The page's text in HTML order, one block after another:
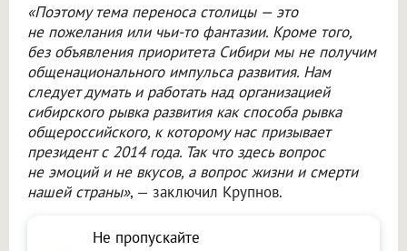
«Поэтому тема переноса столицы — это
не пожелания или чьи-то фантазии. Кроме того,
без объявления приоритета Сибири мы не получим
общенационального импульса развития. Нам
следует думать и работать над организацией
сибирского рывка развития как способа рывка
общероссийского, к которому нас призывает
президент с 2014 года. Так что здесь вопрос
не эмоций и не вкусов, а вопрос жизни и смерти
нашей страны», — заключил Крупнов.
Не пропускайте